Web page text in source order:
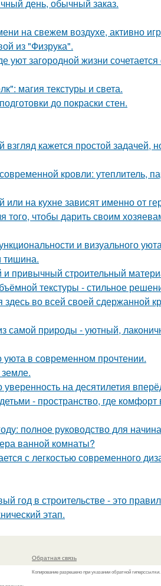
день, обычный заказ.
на свежем воздухе, активно
из "Физрука".
уют загородной жизни
магия текстуры и света.
до покраски стен.
кажется простой задачей,
кровли: утеплитель,
на кухне зависят именно от
того, чтобы дарить своим
и визуального
тишина.
и привычный строительный
текстуры - стильное
во всей своей сдержанной
самой природы - уютный,
уюта в современном прочтении.
на десятилетия
- пространство, где комфорт
полное руководство для
ванной комнаты?
с легкостью современного
год в строительстве - это
этап.
Обратная связь
Копирование разрешено при указании обратной гиперссылки.